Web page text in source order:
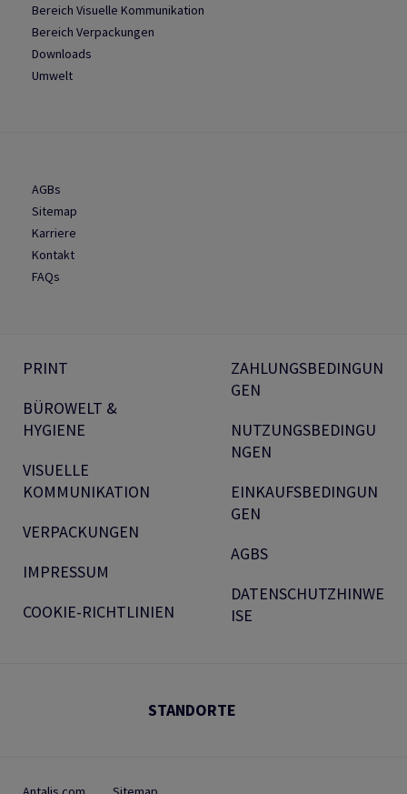
Bereich Visuelle Kommunikation
Bereich Verpackungen
Downloads
Umwelt
AGBs
Sitemap
Karriere
Kontakt
FAQs
PRINT
BÜROWELT &
HYGIENE
VISUELLE
KOMMUNIKATION
VERPACKUNGEN
IMPRESSUM
COOKIE-RICHTLINIEN
ZAHLUNGSBEDINGUN
GEN
NUTZUNGSBEDINGU
NGEN
EINKAUFSBEDINGUN
GEN
AGBS
DATENSCHUTZHINWE
ISE
STANDORTE